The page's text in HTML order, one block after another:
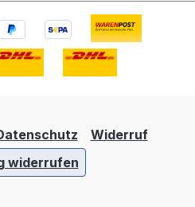
Hilfe-
KEIN Erbrechen
ausziehen. Haut
[oder
Widerruf
widerrufen